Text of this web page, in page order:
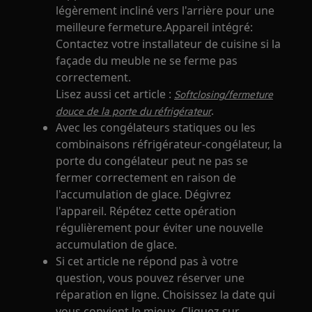
légèrement incliné vers l'arrière pour une
meilleure fermeture.Appareil intégré:
Contactez votre installateur de cuisine si la
façade du meuble ne se ferme pas
correctement.
Lisez aussi cet article : Softclosing/fermeture
douce de la porte du réfrigérateur.
Avec les congélateurs statiques ou les
combinaisons réfrigérateur-congélateur, la
porte du congélateur peut ne pas se
fermer correctement en raison de
l'accumulation de glace. Dégivrez
l'appareil. Répétez cette opération
régulièrement pour éviter une nouvelle
accumulation de glace.
Si cet article ne répond pas à votre
question, vous pouvez réserver une
réparation en ligne. Choisissez la date qui